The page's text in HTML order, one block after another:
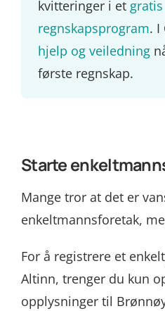
kvitteringer i et gratis
regnskapsprogram. I
hjelp og veiledning
første regnskap.
Starte
Mange tror at det er
enkeltmannsforetak,
For å registrere et
Altinn, trenger du kun
opplysninger til